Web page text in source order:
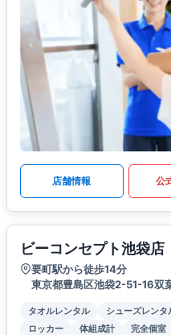
店舗情報 公
ビーコンセプト池袋店
要町駅から徒歩14分
東京都豊島区池袋2-51-16双
タオルレンタル シューズレンタ
ロッカー
体組成計 完全個室